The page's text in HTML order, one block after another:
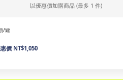
以優惠價加購商品 (最多 1 件)
/罐
價 NT$1,050